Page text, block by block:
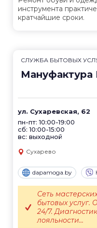
инструмента
кратчайшие сроки.
СЛУЖБА БЫТОВЫХ
Мануфактура
ул. Сухаревская, 62
пн-пт: 10:00-19:00
сб: 10:00-15:00
вс: выходной
Сухарево
dapamoga.by
Сеть
бытовых услуг.
24/7.
лояльности...